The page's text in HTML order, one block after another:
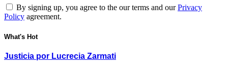
By signing up, you agree to the our terms and ourPrivacy
Policy agreement.
What's Hot
Justicia por Lucrecia Zarmati